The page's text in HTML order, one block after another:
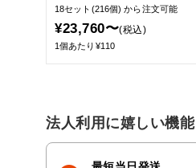
18セット(216個)から注文可能
¥23,760〜(税込)
1個あたり¥110
法人利用に嬉しい機能